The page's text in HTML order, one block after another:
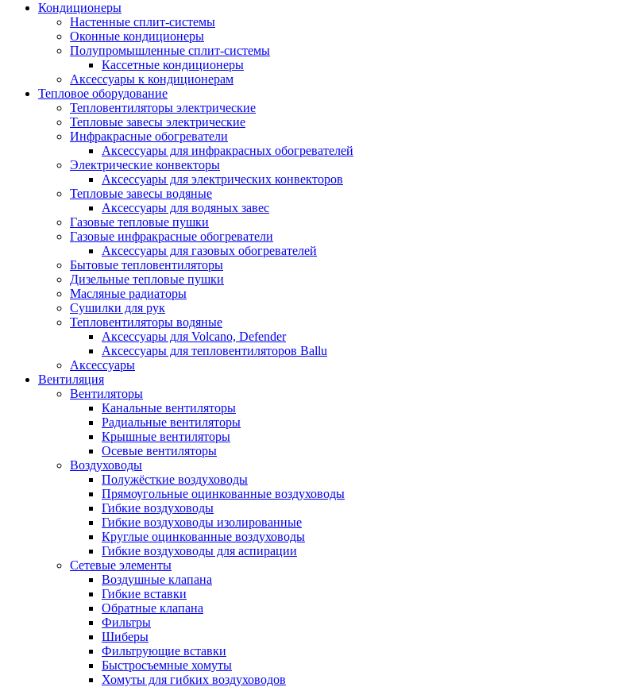
Кондиционеры
Настенные сплит-системы
Оконные кондиционеры
Полупромышленные сплит-системы
Кассетные кондиционеры
Аксессуары к кондиционерам
Тепловое оборудование
Тепловентиляторы электрические
Тепловые завесы электрические
Инфракрасные обогреватели
Аксессуары для инфракрасных обогревателей
Электрические конвекторы
Аксессуары для электрических конвекторов
Тепловые завесы водяные
Аксессуары для водяных завес
Газовые тепловые пушки
Газовые инфракрасные обогреватели
Аксессуары для газовых обогревателей
Бытовые тепловентиляторы
Дизельные тепловые пушки
Масляные радиаторы
Сушилки для рук
Тепловентиляторы водяные
Аксессуары для Volcano, Defender
Аксессуары для тепловентиляторов Ballu
Аксессуары
Вентиляция
Вентиляторы
Канальные вентиляторы
Радиальные вентиляторы
Крышные вентиляторы
Осевые вентиляторы
Воздуховоды
Полужёсткие воздуховоды
Прямоугольные оцинкованные воздуховоды
Гибкие воздуховоды
Гибкие воздуховоды изолированные
Круглые оцинкованные воздуховоды
Гибкие воздуховоды для аспирации
Сетевые элементы
Воздушные клапана
Гибкие вставки
Обратные клапана
Фильтры
Шиберы
Фильтрующие вставки
Быстросъемные хомуты
Хомуты для гибких воздуховодов